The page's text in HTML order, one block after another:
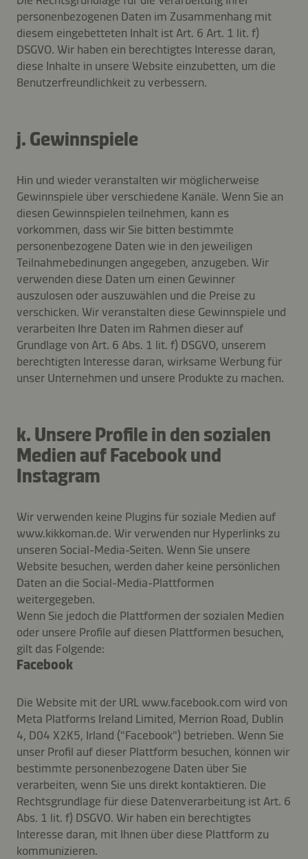
personenbezogenen Daten im Zusammenhang mit
diesem eingebetteten Inhalt ist Art. 6 Art. 1 lit. f)
DSGVO. Wir haben ein berechtigtes Interesse daran,
diese Inhalte in unsere Website einzubetten, um die
Benutzerfreundlichkeit zu verbessern.
j. Gewinnspiele
Hin und wieder veranstalten wir möglicherweise
Gewinnspiele über verschiedene Kanäle. Wenn Sie an
diesen Gewinnspielen teilnehmen, kann es
vorkommen, dass wir Sie bitten bestimmte
personenbezogene Daten wie in den jeweiligen
Teilnahmebedinungen angegeben, anzugeben. Wir
verwenden diese Daten um einen Gewinner
auszulosen oder auszuwählen und die Preise zu
verschicken. Wir veranstalten diese Gewinnspiele und
verarbeiten Ihre Daten im Rahmen dieser auf
Grundlage von Art. 6 Abs. 1 lit. f) DSGVO, unserem
berechtigten Interesse daran, wirksame Werbung für
unser Unternehmen und unsere Produkte zu machen.
k. Unsere Profile in den sozialen
Medien auf Facebook und
Instagram
Wir verwenden keine Plugins für soziale Medien auf
www.kikkoman.de. Wir verwenden nur Hyperlinks zu
unseren Social-Media-Seiten. Wenn Sie unsere
Website besuchen, werden daher keine persönlichen
Daten an die Social-Media-Plattformen
weitergegeben.
Wenn Sie jedoch die Plattformen der sozialen Medien
oder unsere Profile auf diesen Plattformen besuchen,
gilt das Folgende:
Facebook
Die Website mit der URL www.facebook.com wird von
Meta Platforms Ireland Limited, Merrion Road, Dublin
4, D04 X2K5, Irland ("Facebook") betrieben. Wenn Sie
unser Profil auf dieser Plattform besuchen, können wir
bestimmte personenbezogene Daten über Sie
verarbeiten, wenn Sie uns direkt kontaktieren. Die
Rechtsgrundlage für diese Datenverarbeitung ist Art. 6
Abs. 1 lit. f) DSGVO. Wir haben ein berechtigtes
Interesse daran, mit Ihnen über diese Plattform zu
kommunizieren.